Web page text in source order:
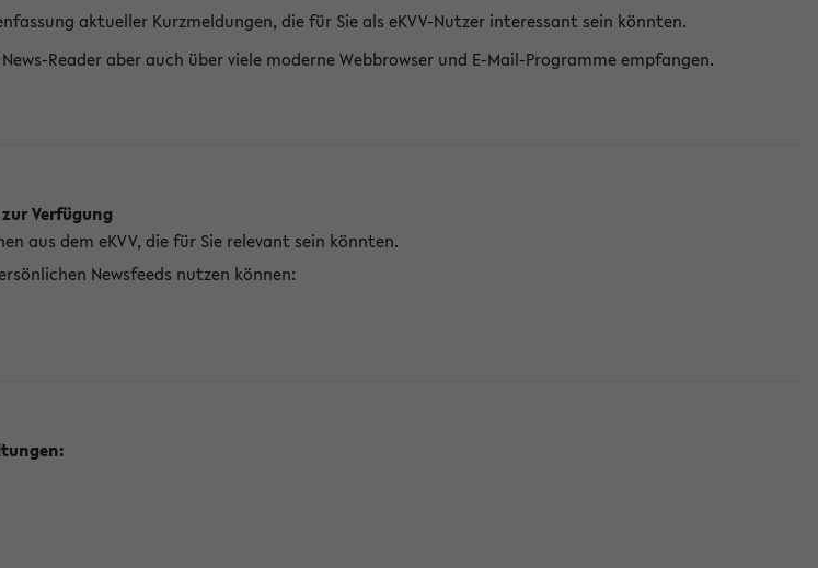
aktueller Kurzmeldungen, die für Sie als eKVV-Nutzer interessant sein könnten.
Reader aber auch über viele moderne Webbrowser und E-Mail-Programme empfangen.
Verfügung
aus dem eKVV, die für Sie relevant sein könnten.
Newsfeeds nutzen können: